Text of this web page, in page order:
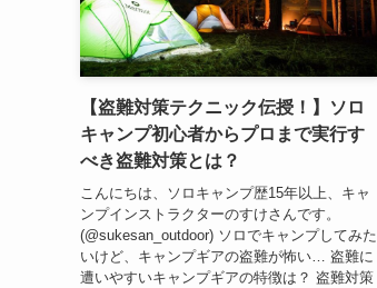
【盗難対策テクニック伝授！】ソロ
キャンプ初心者からプロまで実行す
べき盗難対策とは？
こんにちは、ソロキャンプ歴15年以上、キャ
ンプインストラクターのすけさんです。
(@sukesan_outdoor) ソロでキャンプしてみた
いけど、キャンプギアの盗難が怖い… 盗難に
遭いやすいキャンプギアの特徴は？ 盗難対策